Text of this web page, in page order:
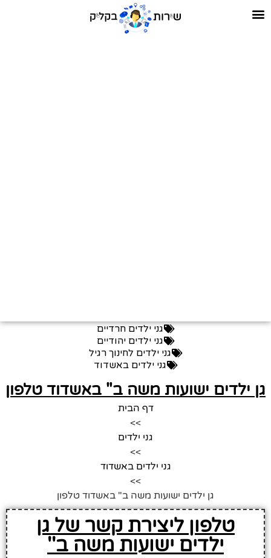
גני ילדים חרדיים
גני ילדים יהודיים
גני ילדים לחינוך רגיל
גני ילדים באשדוד
גן ילדים ישועות משה ב" באשדוד טלפון
דף הבית
>>
גני ילדים
>>
גני ילדים באשדוד
>>
גן ילדים ישועות משה ב" באשדוד טלפון
טלפון ליצירת קשר של גן
ילדים ישועות משה ב''